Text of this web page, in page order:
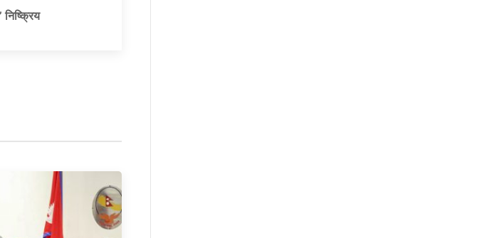
निष्क्रिय